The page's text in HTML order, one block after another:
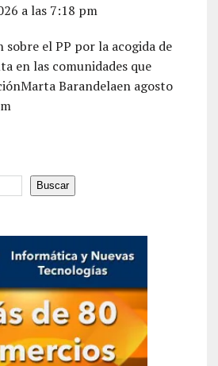
a las 7:18 pm
sobre el PP por la acogida de
en las comunidades que
Barandelaen agosto
Buscar